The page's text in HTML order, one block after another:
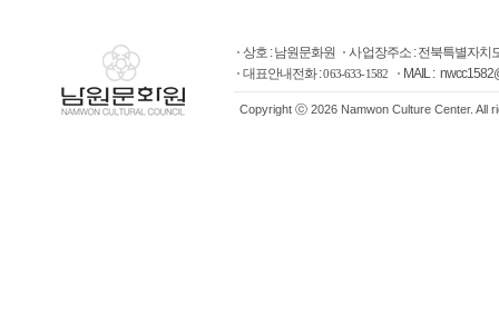
상호 : 남원문화원
사업장주소 : 전북특별자
대표안내전화 :063-633-1582 MAIL :
Copyright ⓒ 2026 Namwon Culture Center. All